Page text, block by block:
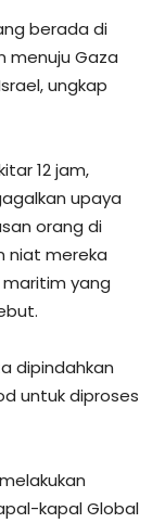
berada di
menuju Gaza
ungkap
12 jam,
upaya
orang di
niat mereka
yang
dipindahkan
untuk diproses
kapal Global